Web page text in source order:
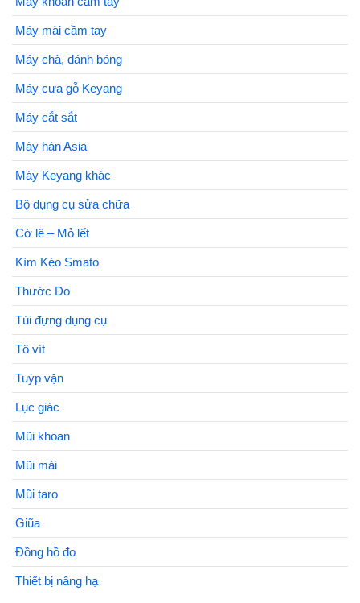
Máy mài cầm tay
Máy chà, đánh bóng
Máy cưa gỗ Keyang
Máy cắt sắt
Máy hàn Asia
Máy Keyang khác
Bộ dụng cụ sửa chữa
Cờ lê – Mỏ lết
Kìm Kéo Smato
Thước Đo
Túi đựng dụng cụ
Tô vít
Tuýp vặn
Lục giác
Mũi khoan
Mũi mài
Mũi taro
Giũa
Đồng hồ đo
Thiết bị nâng hạ